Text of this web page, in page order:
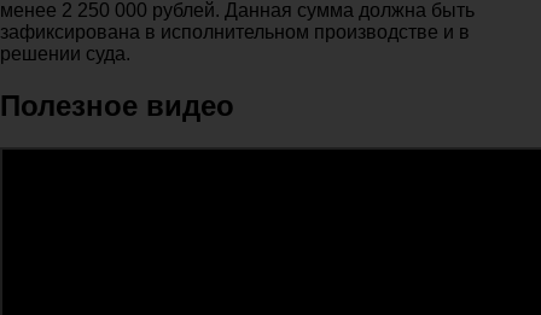
менее 2 250 000 рублей. Данная сумма должна быть
зафиксирована в исполнительном производстве и в
решении суда.
Полезное видео